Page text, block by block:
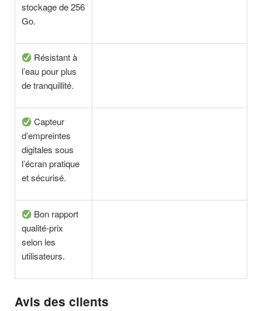
stockage de 256
Go.
Résistant à
l’eau pour plus
de tranquillité.
Capteur
d’empreintes
digitales sous
l’écran pratique
et sécurisé.
Bon rapport
qualité-prix
selon les
utilisateurs.
Avis des clients